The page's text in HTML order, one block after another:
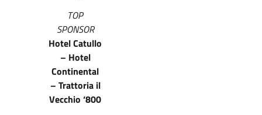
TOP
SPONSOR
Hotel Catullo
– Hotel
Continental
– Trattoria il
Vecchio ‘800